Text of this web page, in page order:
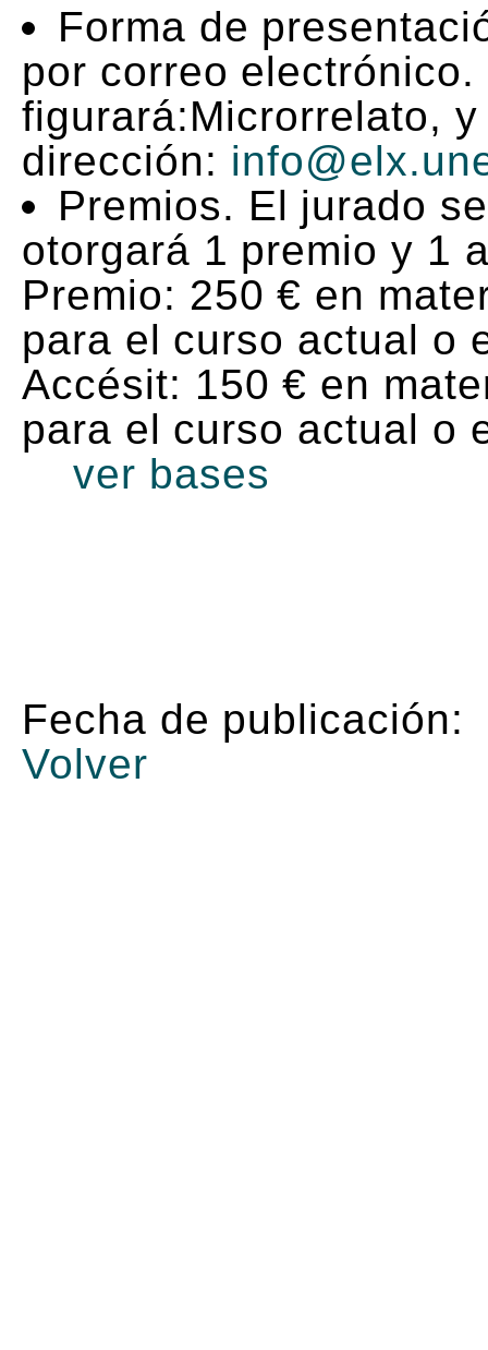
Forma de
por correo
figurará:Microrrelato,
dirección:
Premios. El jurado
otorgará 1 premio y 1
Premio: 250 € en
para el curso actual o
Accésit: 150 € en
para el curso actual o
ver bases
Fecha de publicación:
Volver